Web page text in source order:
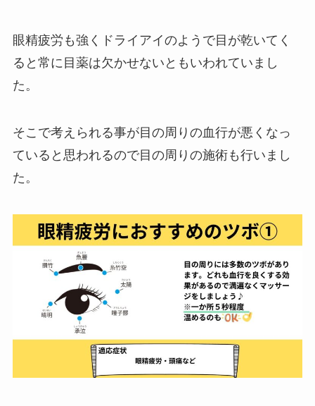
眼精疲労も強くドライアイのようで目が乾いてく
ると常に目薬は欠かせないともいわれていまし
た。
そこで考えられる事が目の周りの血行が悪くなっ
ていると思われるので目の周りの施術も行いまし
た。